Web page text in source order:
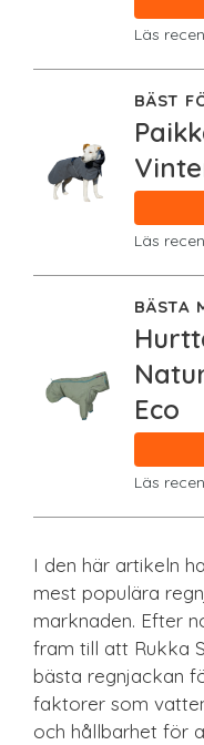
Läs
BÄST
Läs
BÄSTA
Eco
Läs
I den här artikeln
mest populära
marknaden. Efter
fram till att Rukka
bästa regnjackan
faktorer som
och hållbarhet för